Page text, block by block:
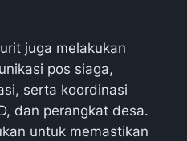
juga melakukan
pos siaga,
serta koordinasi
dan perangkat desa.
untuk memastikan